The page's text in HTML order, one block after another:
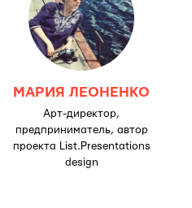
МАРИЯ ЛЕОНЕНКО
Арт-директор,
предприниматель, автор
проекта List.Presentations
design